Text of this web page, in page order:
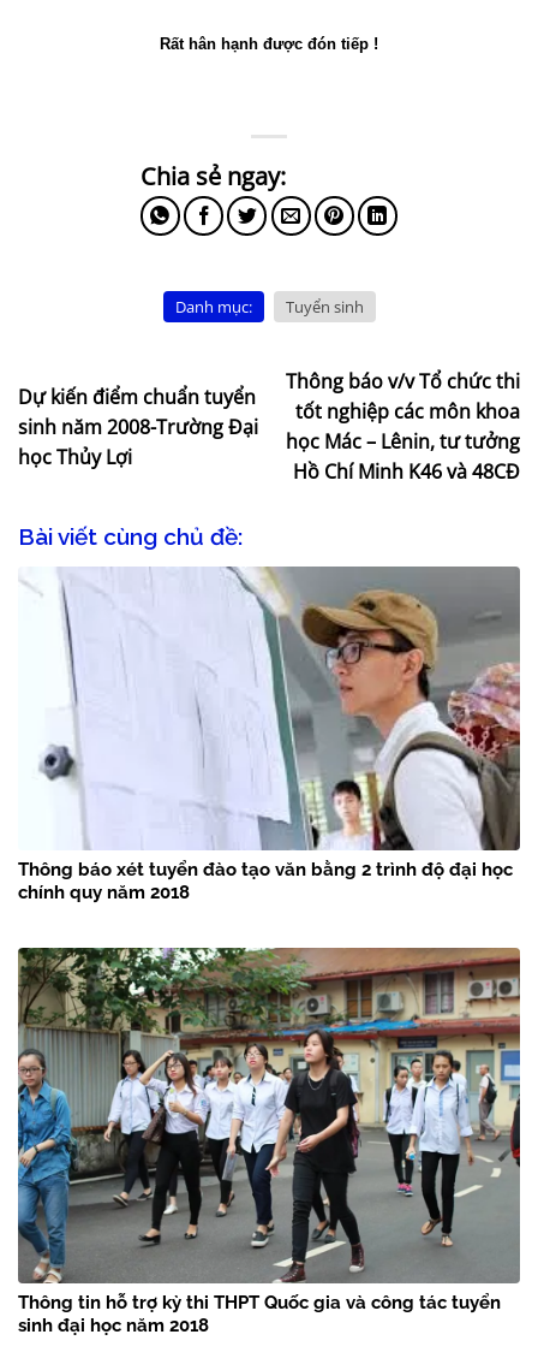
Rất hân hạnh được đón tiếp !
Danh mục: Tuyển sinh
Dự kiến điểm chuẩn tuyển
sinh năm 2008-Trường Đại
học Thủy Lợi
Thông báo v/v Tổ chức thi
tốt nghiệp các môn khoa
học Mác – Lênin, tư tưởng
Hồ Chí Minh K46 và 48CĐ
Bài viết cùng chủ đề:
Thông báo xét tuyển đào tạo văn bằng 2 trình độ đại học
chính quy năm 2018
Thông tin hỗ trợ kỳ thi THPT Quốc gia và công tác tuyển
sinh đại học năm 2018